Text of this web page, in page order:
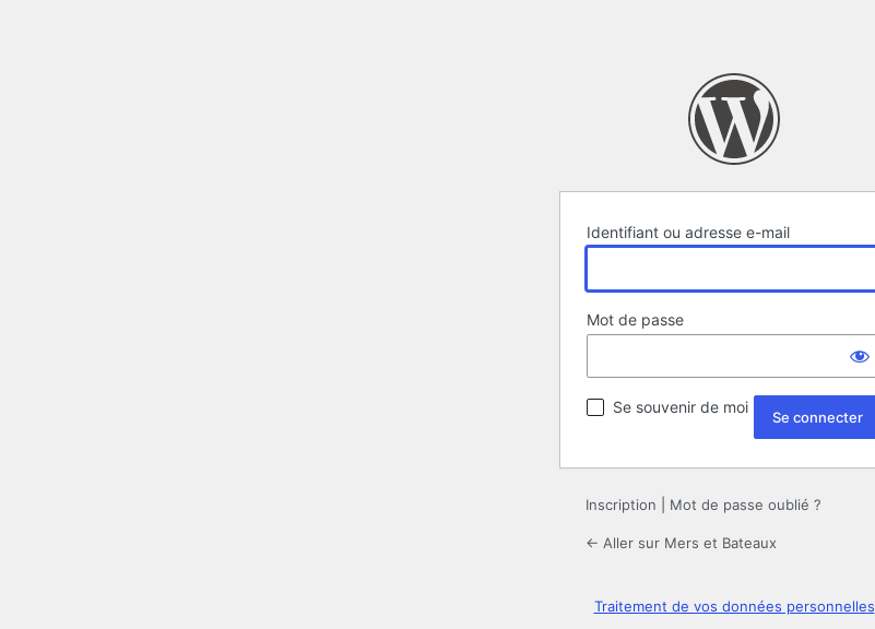
Identifiant ou adresse e-mail
Mot de passe
Se souvenir de moi
Inscription Mot de passe oublié ?
← Aller sur Mers et Bateaux
Traitement de vos données personnelles